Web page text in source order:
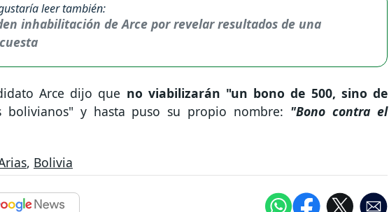
leer también:
inhabilitación de Arce por revelar resultados de una
Arce dijo que no viabilizarán "un bono de 500, sino de
bolivianos" y hasta puso su propio nombre: "Bono contra el
, Bolivia